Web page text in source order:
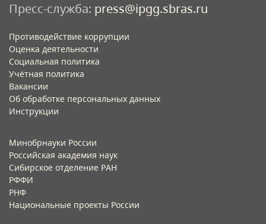
Пресс-служба: press@ipgg.sbras.ru
Противодействие коррупции
Оценка деятельности
Социальная политика
Учётная политика​
Вакансии​
Об обработке персональных данных​
Инструкции​
Минобрнауки России
Российская академия наук
Сибирское отделение РАН
РФФИ
РНФ
Национальные проекты России